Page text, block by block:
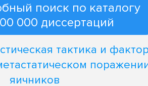
поиск по каталогу
000 диссертаций
тактика и
яичников